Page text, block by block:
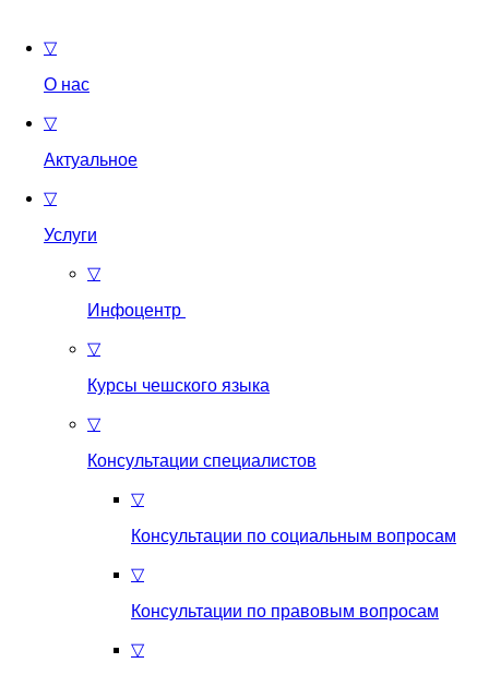
▽
О нас
▽
Актуальное
▽
Услуги
▽
Инфоцентр
▽
Курсы чешского языка
▽
Консультации специалистов
▽
Консультации по социальным вопросам
▽
Консультации по правовым вопросам
▽